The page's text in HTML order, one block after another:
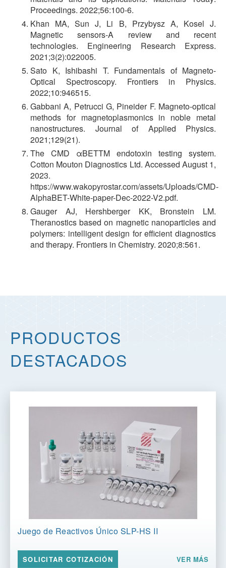
Proceedings. 2022;56:100-6.
Khan MA, Sun J, Li B, Przybysz A, Kosel J.
Magnetic sensors-A review and recent
technologies. Engineering Research Express.
2021;3(2):022005.
Sato K, Ishibashi T. Fundamentals of Magneto-
Optical Spectroscopy. Frontiers in Physics.
2022;10:946515.
Gabbani A, Petrucci G, Pineider F. Magneto-optical
methods for magnetoplasmonics in noble metal
nanostructures. Journal of Applied Physics.
2021;129(21).
The CMD αBETTM endotoxin testing system.
Cotton Mouton Diagnostics Ltd. Accessed August 1,
2023.
https://www.wakopyrostar.com/assets/Uploads/CMD-
AlphaBET-White-paper-Dec-2022-V2.pdf.
Gauger AJ, Hershberger KK, Bronstein LM.
Theranostics based on magnetic nanoparticles and
polymers: intelligent design for efficient diagnostics
and therapy. Frontiers in Chemistry. 2020;8:561.
PRODUCTOS
DESTACADOS
Juego de Reactivos Único SLP-HS II
SOLICITAR COTIZACIÓN VER MÁS